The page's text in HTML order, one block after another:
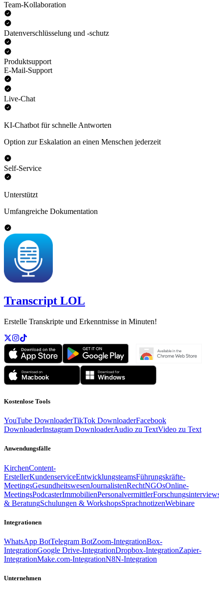
Team-Kollaboration
Datenverschlüsselung und -schutz
Produktsupport
E-Mail-Support
Live-Chat
KI-Chatbot für schnelle Antworten
Option zur Eskalation an einen Menschen jederzeit
Self-Service
Unterstützt
Umfangreiche Dokumentation
Transcript LOL
Erstelle Transkripte und Erkenntnisse in Minuten!
Kostenlose Tools
YouTube DownloaderTikTok DownloaderFacebook
DownloaderInstagram DownloaderAudio zu TextVideo zu Text
Anwendungsfälle
KirchenContent-
ErstellerKundenserviceEntwicklungsteamsFührungskräfte-
MeetingsGesundheitswesenJournalistenRechtNGOsOnline-
MeetingsPodcasterImmobilienPersonalvermittler
& BeratungSchulungen & WorkshopsSprachnotizenWebinare
Integrationen
WhatsApp BotTelegram BotZoom-IntegrationBox-
IntegrationGoogle Drive-IntegrationDropbox-IntegrationZapier-
IntegrationMake.com-IntegrationN8N-Integration
Unternehmen